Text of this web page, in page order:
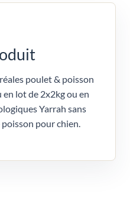
poulet & poisson
en lot de 2x2kg ou en
Yarrah sans
poisson pour chien.